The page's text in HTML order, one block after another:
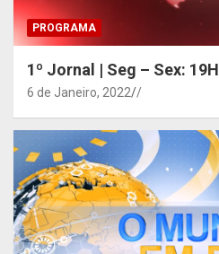
PROGRAMA
1º Jornal | Seg – Sex: 19H
6 de Janeiro, 2022 /